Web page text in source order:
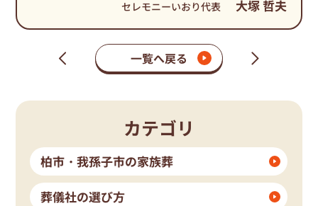
セレモニーいおり代表 大塚 哲夫
ー
一覧へ戻る
前
ー
カテゴリ
柏市・我孫子市の家族葬
葬儀社の選び方